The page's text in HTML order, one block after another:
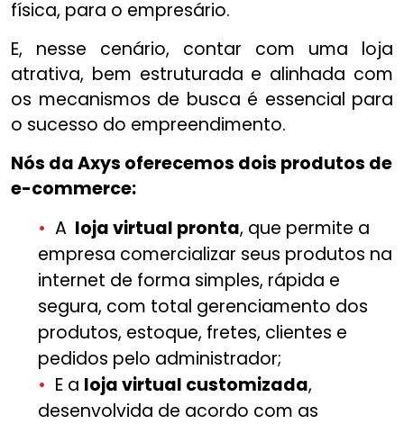
física, para o empresário.
E, nesse cenário, contar com uma loja
atrativa, bem estruturada e alinhada com
os mecanismos de busca é essencial para
o sucesso do empreendimento.
Nós da Axys oferecemos dois produtos de
e-commerce:
A loja virtual pronta, que permite a
empresa comercializar seus produtos na
internet de forma simples, rápida e
segura, com total gerenciamento dos
produtos, estoque, fretes, clientes e
pedidos pelo administrador;
E a loja virtual customizada,
desenvolvida de acordo com as